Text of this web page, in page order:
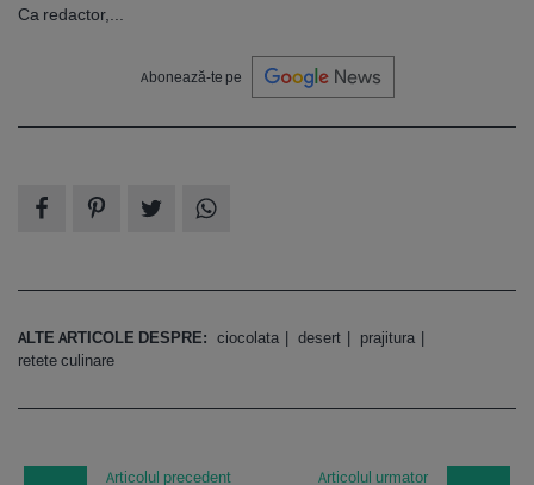
Ca redactor,...
Abonează-te pe
ALTE ARTICOLE DESPRE: ciocolata desert
prajitura
retete culinare
Articolul precedent Articolul urmator